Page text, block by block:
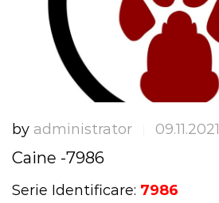
by administrator 09.11.2021
Caine -7986
Serie Identificare: 7986